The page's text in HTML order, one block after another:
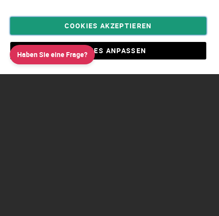
Privatsphäre und Datenschutz
Allgemeine Geschäftsbedingungen AGB
Impressum
Haben Sie eine Frage?
COOKIES AKZEPTIEREN
COOKIES ANPASSEN